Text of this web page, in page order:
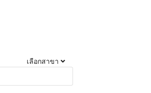
เลือกสาขา